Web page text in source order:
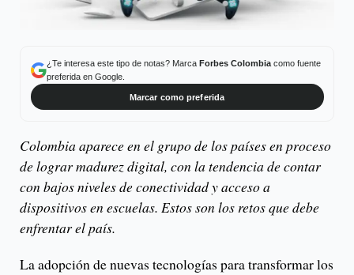
¿Te interesa este tipo de notas? Marca Forbes Colombiacomo fuente
preferida en Google.
Marcar como preferida
Colombia aparece en el grupo de los países en proceso
de lograr madurez digital, con la tendencia de contar
con bajos niveles de conectividad y acceso a
dispositivos en escuelas. Estos son los retos que debe
enfrentar el país.
La adopción de nuevas tecnologías para transformar los